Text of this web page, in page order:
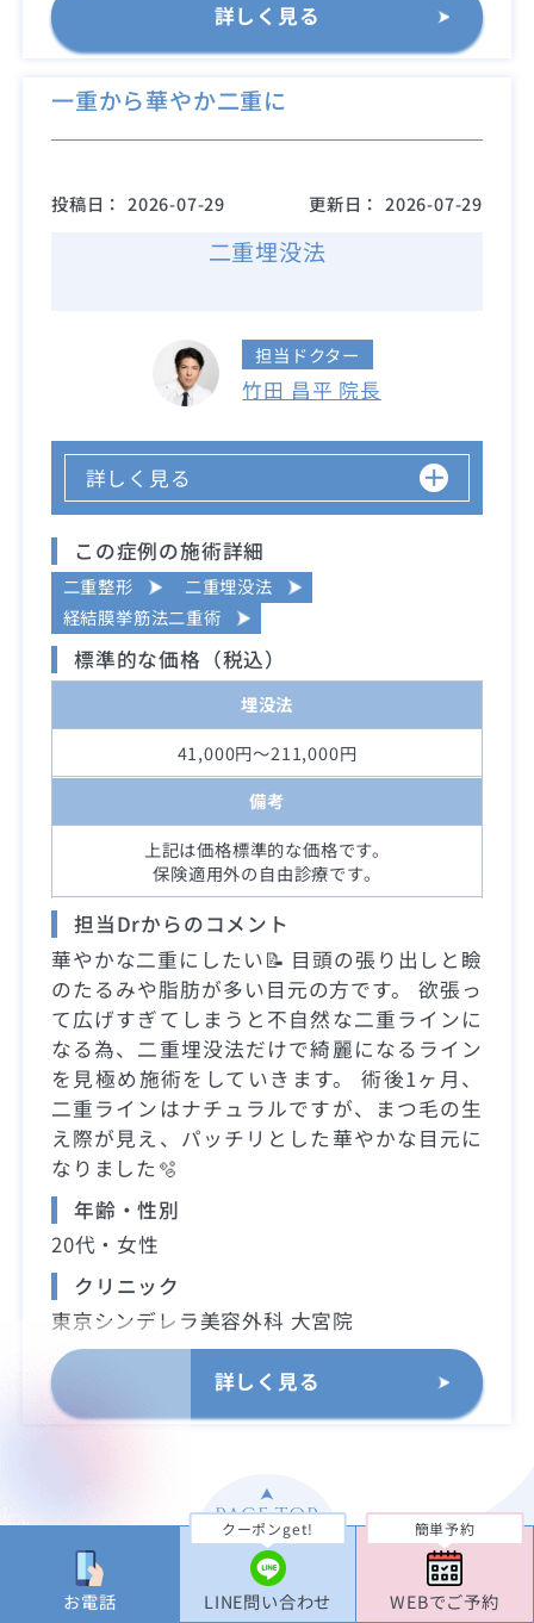
お電話
クーポンget!
LINE問い合わせ
簡単予約
WEBでご予約
詳しく見る
一重から華やか二重に
投稿日： 2026-07-29 更新日： 2026-07-29
二重埋没法
担当ドクター
竹田 昌平 院長
詳しく見る
この症例の施術詳細
二重整形
二重埋没法
経結膜挙筋法二重術
標準的な価格（税込）
埋没法
41,000円～211,000円
備考
上記は価格標準的な価格です。
保険適用外の自由診療です。
担当Drからのコメント
華やかな二重にしたい📝 目頭の張り出しと瞼
のたるみや脂肪が多い目元の方です。 欲張っ
て広げすぎてしまうと不自然な二重ラインに
なる為、二重埋没法だけで綺麗になるライン
を見極め施術をしていきます。 術後1ヶ月、
二重ラインはナチュラルですが、まつ毛の生
え際が見え、パッチリとした華やかな目元に
なりました🫧
年齢・性別
20代・女性
クリニック
東京シンデレラ美容外科 大宮院
詳しく見る
PAGE TOP